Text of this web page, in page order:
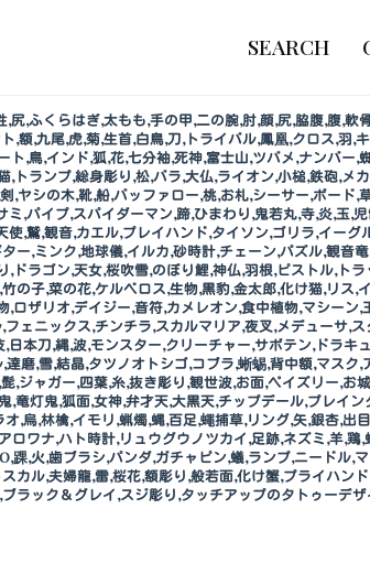
SEARCH
尻,ふくらはぎ,太もも,手の甲,二の腕,肘,顔,尻,脇腹,腹,
,九尾,虎,菊,生首,白鳥,刀,トライバル,鳳凰,クロス,羽,
,鳥,インド,狐,花,七分袖,死神,富士山,ツバメ,ナンバー
ランプ,総身彫り,松,バラ,大仏,ライオン,小槌,鉄砲,
ヤシの木,靴,船,バッファロー,桃,お札,シーサー,ボー
,パイプ,スパイダーマン,蹄,ひまわり,鬼若丸,寺,炎,玉,
,鷲,観音,カエル,プレイハンド,タイソン,ゴリラ,イー
,ミンク,地球儀,イルカ,砂時計,チェーン,パズル,観音
ラゴン,天女,桜吹雪,のぼり鯉,神仏,羽根,ピストル,ト
子,菜の花,ケルベロス,生物,黒豹,金太郎,化け猫,リス,
ザリオ,デイジー,音符,カメレオン,食中植物,マシー
ェニックス,チンチラ,スカルマリア,夜叉,メデューサ,
本刀,縄,波,モンスター,クリーチャー,サボテン,ドラ
磨,雪,結晶,タツノオトシゴ,コブラ,蜥蜴,背中額,マス
ジャガー,四葉,糸,抜き彫り,観世波,お面,ペイズリー,
灯鬼,狐面,女神,弁才天,大黒天,チップデール,プレイ
烏,林檎,イモリ,蝋燭,蝿,百足,蠅捕草,リング,矢,銀杏,
ワナ,ハト時計,リュウグウノツカイ,足跡,ネズミ,羊,
,火,歯ブラシ,パンダ,ガチャピン,蟻,ランプ,ニードル,
ル,夫婦龍,雷,桜花,額彫り,般若面,化け蟹,プライハン
ラック＆グレイ,スジ彫り,タッチアップのタトゥーデザ